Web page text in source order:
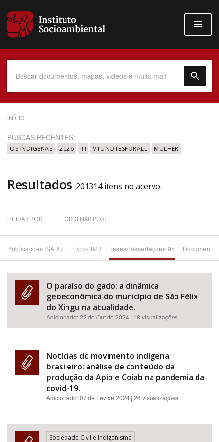
para
conteúdo
Data do Documento
Até
Povo Indígena
Subtema
Área de Levantamento
BUSCAR
INÍCIO
BUSCAS RECENTES:
OS INDIGENAS 2026 TI VTUNOTESFORALL MULHER
Resultados 201314 itens no acervo.
FILTRAR POR: ORDENAR POR:
Publicações ISA 87 Livros 823 Teses/Dissertações 95
O paraíso do gado: a dinâmica
geoeconômica do município de São Félix
do Xingu na atualidade.
Adicionado:22 de Out de 2024 | 18 visualizações
Notícias do movimento indígena
brasileiro: análise de conteúdo da
produção da Apib e Coiab na pandemia da
covid-19.
Adicionado:07 de Fev de 2024 | 26 visualizações
Sociedade Civil e Indigenismo